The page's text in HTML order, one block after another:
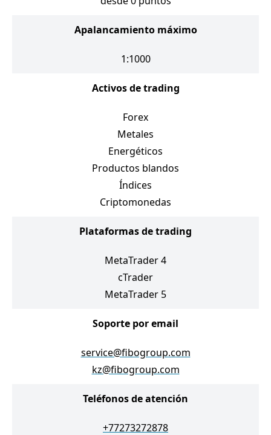
Apalancamiento máximo
1:1000
Activos de trading
Forex
Metales
Energéticos
Productos blandos
Índices
Criptomonedas
Plataformas de trading
MetaTrader 4
cTrader
MetaTrader 5
Soporte por email
service@fibogroup.com
kz@fibogroup.com
Teléfonos de atención
+77273272878